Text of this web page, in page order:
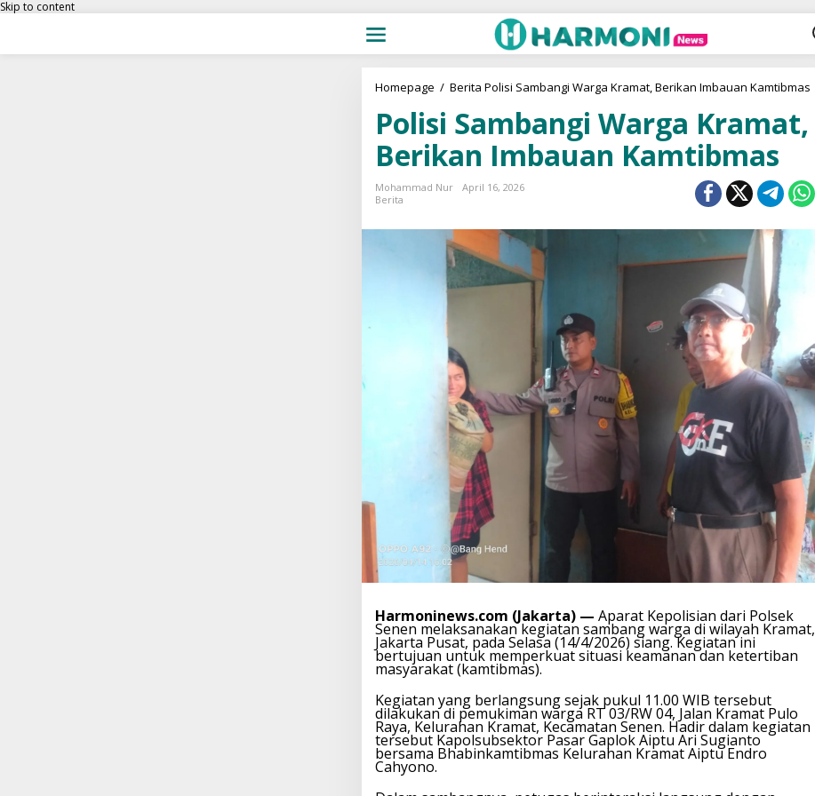
Skip to content
Homepage / Berita Polisi Sambangi Warga Kramat, Berikan Imbauan Kamtibmas
Polisi Sambangi Warga Kramat,
Berikan Imbauan Kamtibmas
Mohammad Nur
April 16, 2026
Berita
Harmoninews.com (Jakarta) — Aparat Kepolisian dari Polsek
Senen melaksanakan kegiatan sambang warga di wilayah Kramat,
Jakarta Pusat, pada Selasa (14/4/2026) siang. Kegiatan ini
bertujuan untuk memperkuat situasi keamanan dan ketertiban
masyarakat (kamtibmas).
Kegiatan yang berlangsung sejak pukul 11.00 WIB tersebut
dilakukan di pemukiman warga RT 03/RW 04, Jalan Kramat Pulo
Raya, Kelurahan Kramat, Kecamatan Senen. Hadir dalam kegiatan
tersebut Kapolsubsektor Pasar Gaplok Aiptu Ari Sugianto
bersama Bhabinkamtibmas Kelurahan Kramat Aiptu Endro
Cahyono.